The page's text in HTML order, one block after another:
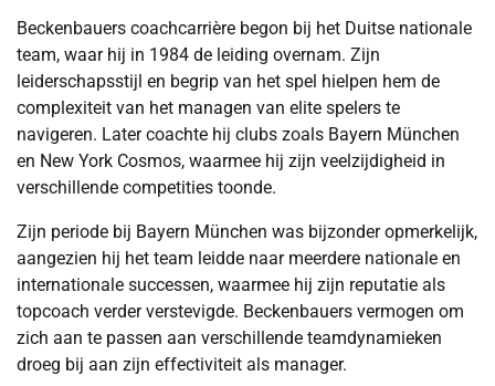
Beckenbauers coachcarrière begon bij het Duitse nationale
team, waar hij in 1984 de leiding overnam. Zijn
leiderschapsstijl en begrip van het spel hielpen hem de
complexiteit van het managen van elite spelers te
navigeren. Later coachte hij clubs zoals Bayern München
en New York Cosmos, waarmee hij zijn veelzijdigheid in
verschillende competities toonde.
Zijn periode bij Bayern München was bijzonder opmerkelijk,
aangezien hij het team leidde naar meerdere nationale en
internationale successen, waarmee hij zijn reputatie als
topcoach verder verstevigde. Beckenbauers vermogen om
zich aan te passen aan verschillende teamdynamieken
droeg bij aan zijn effectiviteit als manager.